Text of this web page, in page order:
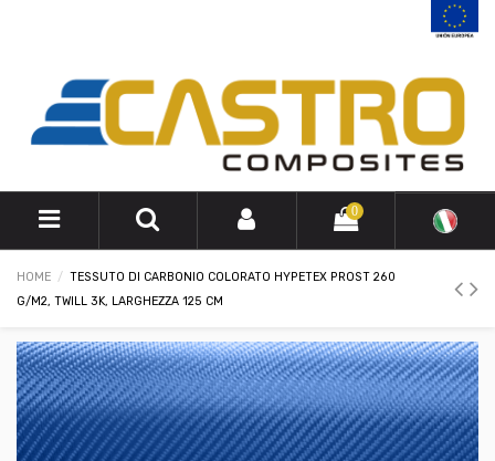
0
HOME
TESSUTO DI CARBONIO COLORATO HYPETEX PROST 260
G/M2, TWILL 3K, LARGHEZZA 125 CM